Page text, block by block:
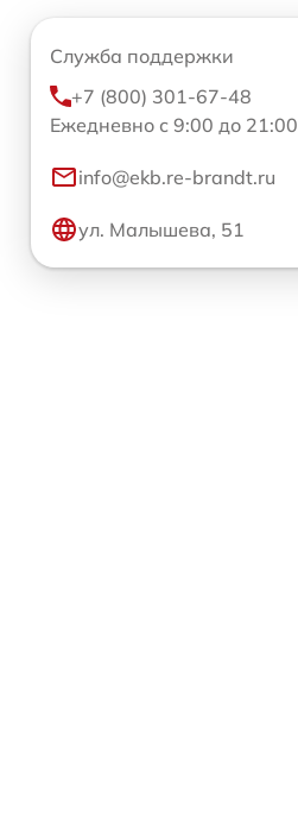
Служба поддержки
+7 (800) 301-67-48
Ежедневно с 9:00 до 21:00
info@ekb.re-brandt.ru
ул. Малышева, 51